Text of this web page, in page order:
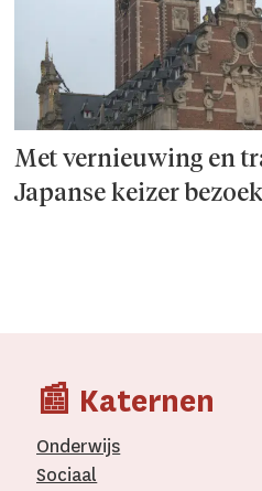
Met vernieuwing en
Japanse keizer
📰 Katernen
Onderwijs
Sociaal